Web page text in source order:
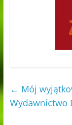
← Mój
Wydawnictwo